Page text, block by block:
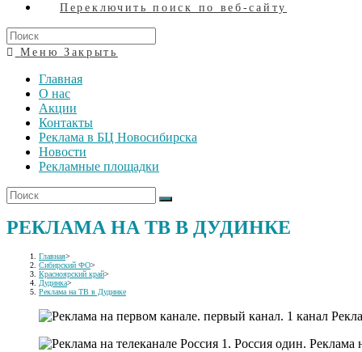
Переключить поиск по веб-сайту
Меню Закрыть
Главная
О нас
Акции
Контакты
Реклама в БЦ Новосибирска
Новости
Рекламные площадки
РЕКЛАМА НА ТВ В ДУДИНКЕ
Главная>
Сибирский ФО>
Красноярский край>
Дудинка>
Реклама на ТВ в Дудинке